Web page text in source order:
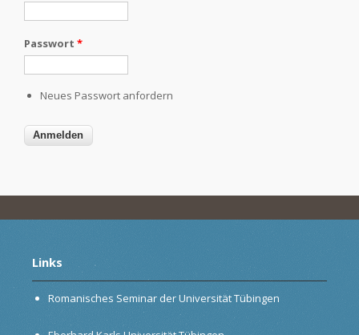
Passwort *
Neues Passwort anfordern
Links
Romanisches Seminar der Universität Tübingen